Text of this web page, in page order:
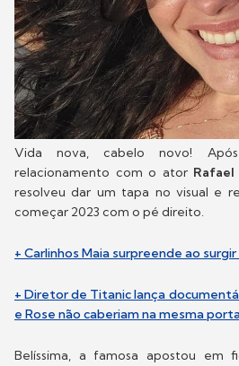
Vida nova, cabelo novo!
relacionamento com o ator Rafael
resolveu dar um tapa no visual e
começar 2023 com o pé direito.
+ Carlinhos Maia surpreende ao
+ Diretor de Titanic lança
e Rose não caberiam na mesma
Belíssima, a famosa apostou em